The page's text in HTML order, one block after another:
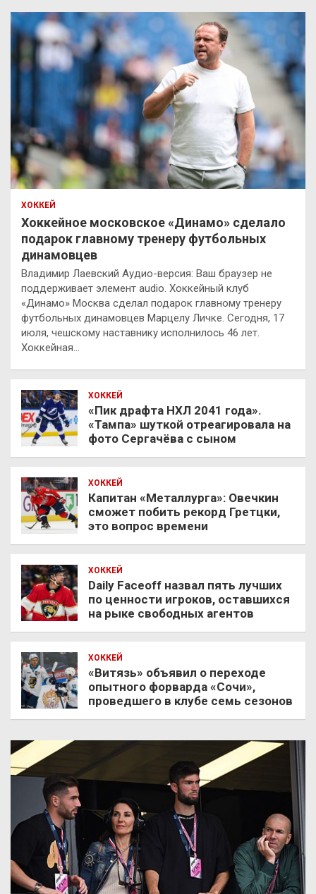
ХОККЕЙ
Хоккейное московское «Динамо» сделало
подарок главному тренеру футбольных
динамовцев
Владимир Лаевский Аудио-версия: Ваш браузер не
поддерживает элемент audio. Хоккейный клуб
«Динамо» Москва сделал подарок главному тренеру
футбольных динамовцев Марцелу Личке. Сегодня, 17
июля, чешскому наставнику исполнилось 46 лет.
Хоккейная…
ХОККЕЙ
«Пик драфта НХЛ 2041 года».
«Тампа» шуткой отреагировала на
фото Сергачёва с сыном
ХОККЕЙ
Капитан «Металлурга»: Овечкин
сможет побить рекорд Гретцки,
это вопрос времени
ХОККЕЙ
Daily Faceoff назвал пять лучших
по ценности игроков, оставшихся
на рыке свободных агентов
ХОККЕЙ
«Витязь» объявил о переходе
опытного форварда «Сочи»,
проведшего в клубе семь сезонов